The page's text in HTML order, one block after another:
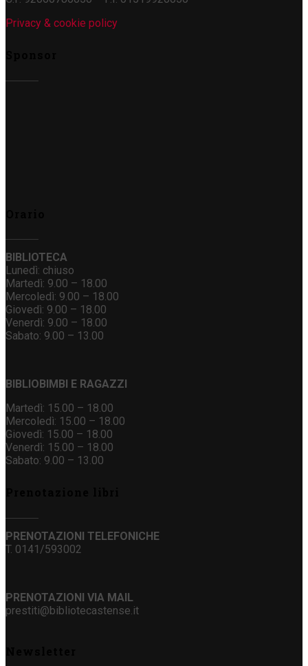
Privacy & cookie policy
BIBLIOTECA
Lunedì: chiuso
Martedì: 9.00 – 18.00
Mercoledì: 9.00 – 18.00
Giovedì: 9.00 – 18.00
Venerdì: 9.00 – 18.00
Sabato: 9.00 – 13.00
BIBLIOBIMBI E RAGAZZI
Martedì: 15.00 – 18.00
Mercoledì: 15.00 – 18.00
Giovedì: 15.00 – 18.00
Venerdì: 15.00 – 18.00
Sabato: 9.00 – 13.00
PRENOTAZIONI TELEFONICHE
T. 0141/593002
PRENOTAZIONI VIA MAIL
prestiti@bibliotecastense.it